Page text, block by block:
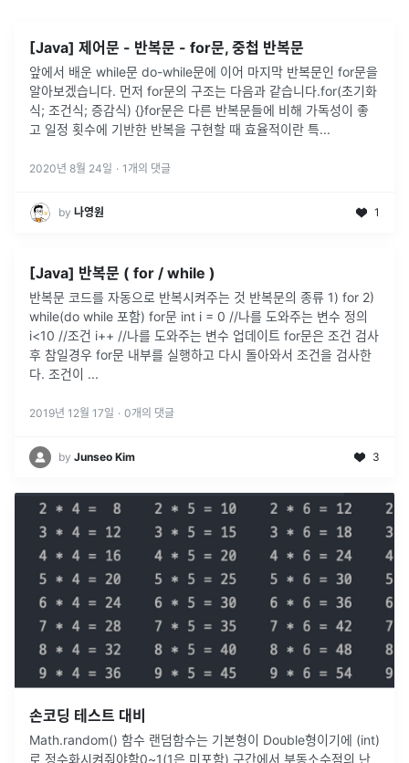
[Java] 제어문 - 반복문 - for문, 중첩 반복문
앞에서 배운 while문 do-while문에 이어 마지막 반복문인 for문을
알아보겠습니다. 먼저 for문의 구조는 다음과 같습니다.for(초기화
식; 조건식; 증감식) {}for문은 다른 반복문들에 비해 가독성이 좋
고 일정 횟수에 기반한 반복을 구현할 때 효율적이란 특...
2020년 8월 24일 · 1 개의 댓글
by 나영원 1
[Java] 반복문 ( for / while )
반복문 코드를 자동으로 반복시켜주는 것 반복문의 종류 1) for 2)
while(do while 포함) for문 int i = 0 //나를 도와주는 변수 정의
i<10 //조건 i++ //나를 도와주는 변수 업데이트 for문은 조건 검사
후 참일경우 for문 내부를 실행하고 다시 돌아와서 조건을 검사한
다. 조건이 ...
2019년 12월 17일 · 0개의 댓글
by Junseo Kim 3
손코딩 테스트 대비
Math.random() 함수 랜덤함수는 기본형이 Double형이기에 (int)
로 정수화시켜줘야함0~1(1은 미포함) 구간에서 부동소수점의 난